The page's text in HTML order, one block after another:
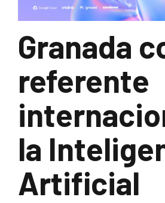
Granada
referente
la
Artificial